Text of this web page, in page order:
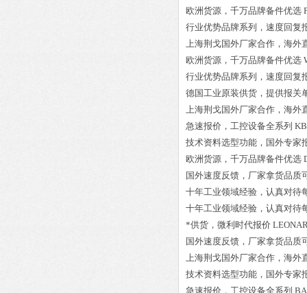
欧洲货源，千万品牌备件优选
行业优势品牌系列，速度回复
上海荆戈国外厂家合作，海外
欧洲货源，千万品牌备件优选
行业优势品牌系列，速度回复
德国工业原装供货，提供报关
上海荆戈国外厂家合作，海外
急速报价，工控设备全系列
技术资料选型功能，国外专家
欧洲货源，千万品牌备件优选
国外速度反馈，厂家拿货品质
十年工业领域经验，认真对待
十年工业领域经验，认真对待
*供货，微利时代报价
国外速度反馈，厂家拿货品质
上海荆戈国外厂家合作，海外
技术资料选型功能，国外专家
急速报价，工控设备全系列